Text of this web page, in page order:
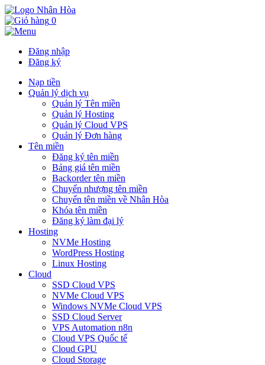
0
Đăng nhập
Đăng ký
Nạp tiền
Quản lý dịch vụ
Quản lý Tên miền
Quản lý Hosting
Quản lý Cloud VPS
Quản lý Đơn hàng
Tên miền
Đăng ký tên miền
Bảng giá tên miền
Backorder tên miền
Chuyển nhượng tên miền
Chuyển tên miền về Nhân Hòa
Khóa tên miền
Đăng ký làm đại lý
Hosting
NVMe Hosting
WordPress Hosting
Linux Hosting
Cloud
SSD Cloud VPS
NVMe Cloud VPS
Windows NVMe Cloud VPS
SSD Cloud Server
VPS Automation n8n
Cloud VPS Quốc tế
Cloud GPU
Cloud Storage